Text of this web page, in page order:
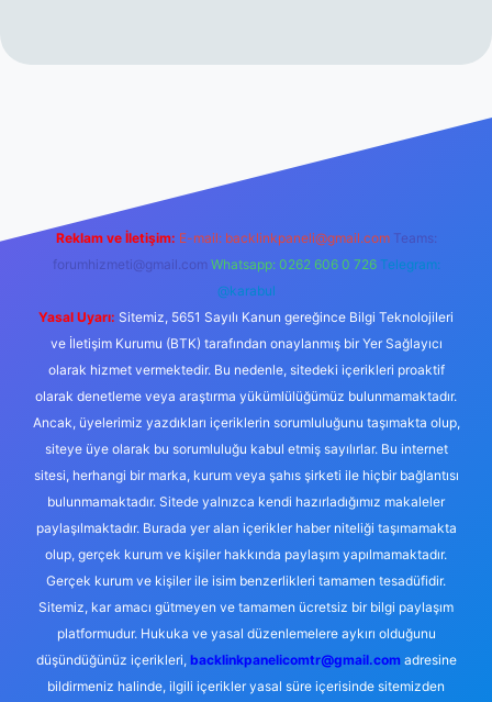
Reklam ve İletişim: E-mail: backlinkpaneli@gmail.com Teams:
forumhizmeti@gmail.com Whatsapp: 0262 606 0 726 Telegram:
@karabul
Yasal Uyarı: Sitemiz, 5651 Sayılı Kanun gereğince Bilgi Teknolojileri
ve İletişim Kurumu (BTK) tarafından onaylanmış bir Yer Sağlayıcı
olarak hizmet vermektedir. Bu nedenle, sitedeki içerikleri proaktif
olarak denetleme veya araştırma yükümlülüğümüz bulunmamaktadır.
Ancak, üyelerimiz yazdıkları içeriklerin sorumluluğunu taşımakta olup,
siteye üye olarak bu sorumluluğu kabul etmiş sayılırlar. Bu internet
sitesi, herhangi bir marka, kurum veya şahıs şirketi ile hiçbir bağlantısı
bulunmamaktadır. Sitede yalnızca kendi hazırladığımız makaleler
paylaşılmaktadır. Burada yer alan içerikler haber niteliği taşımamakta
olup, gerçek kurum ve kişiler hakkında paylaşım yapılmamaktadır.
Gerçek kurum ve kişiler ile isim benzerlikleri tamamen tesadüfidir.
Sitemiz, kar amacı gütmeyen ve tamamen ücretsiz bir bilgi paylaşım
platformudur. Hukuka ve yasal düzenlemelere aykırı olduğunu
düşündüğünüz içerikleri, backlinkpanelicomtr@gmail.comadresine
bildirmeniz halinde, ilgili içerikler yasal süre içerisinde sitemizden